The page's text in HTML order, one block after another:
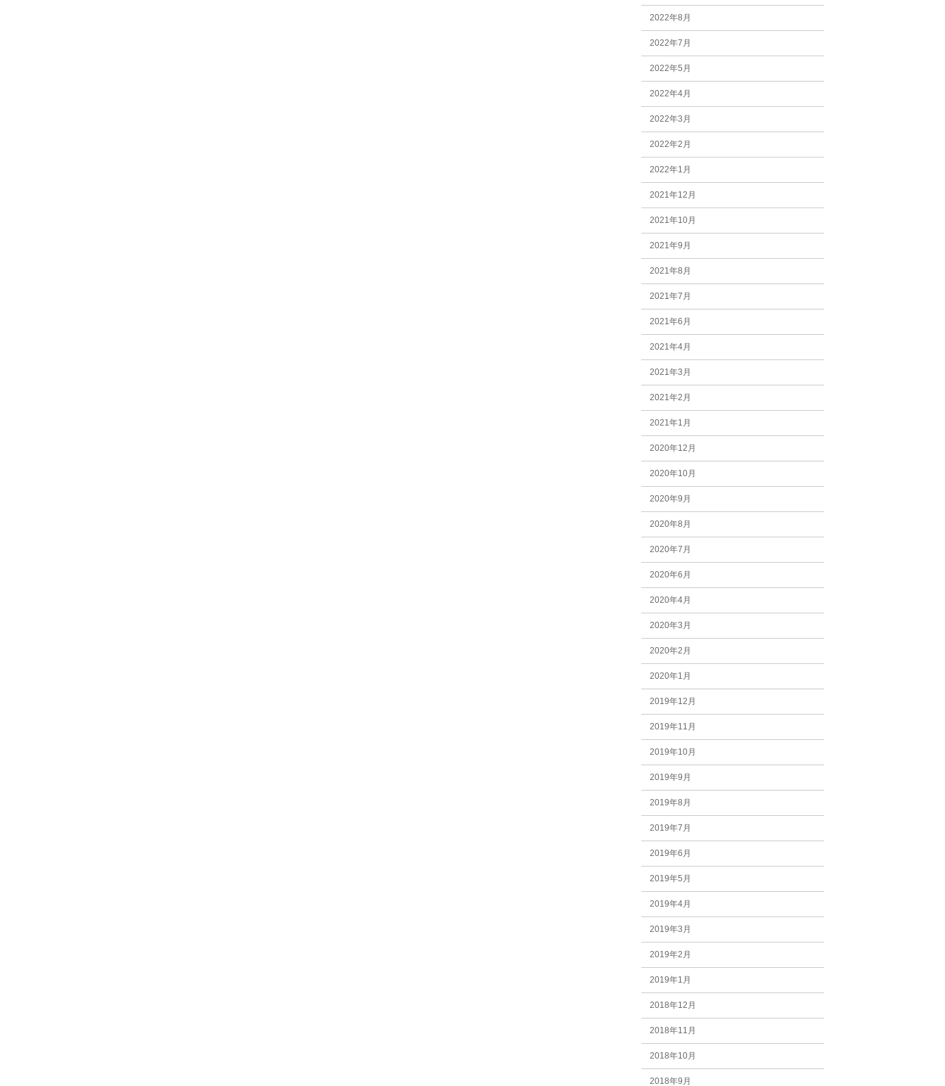
2022年8月
2022年7月
2022年5月
2022年4月
2022年3月
2022年2月
2022年1月
2021年12月
2021年10月
2021年9月
2021年8月
2021年7月
2021年6月
2021年4月
2021年3月
2021年2月
2021年1月
2020年12月
2020年10月
2020年9月
2020年8月
2020年7月
2020年6月
2020年4月
2020年3月
2020年2月
2020年1月
2019年12月
2019年11月
2019年10月
2019年9月
2019年8月
2019年7月
2019年6月
2019年5月
2019年4月
2019年3月
2019年2月
2019年1月
2018年12月
2018年11月
2018年10月
2018年9月